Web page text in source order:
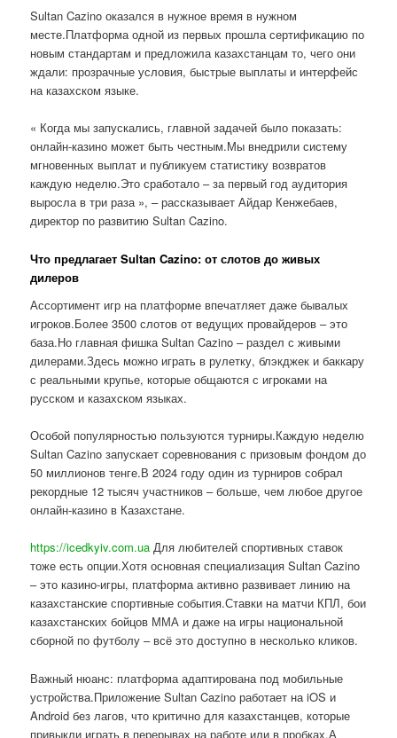
Sultan Cazino оказался в нужное время в нужном
месте.Платформа одной из первых прошла сертификацию по
новым стандартам и предложила казахстанцам то, чего они
ждали: прозрачные условия, быстрые выплаты и интерфейс
на казахском языке.
« Когда мы запускались, главной задачей было показать:
онлайн-казино может быть честным.Мы внедрили систему
мгновенных выплат и публикуем статистику возвратов
каждую неделю.Это сработало – за первый год аудитория
выросла в три раза », – рассказывает Айдар Кенжебаев,
директор по развитию Sultan Cazino.
Что предлагает Sultan Cazino: от слотов до живых
дилеров
Ассортимент игр на платформе впечатляет даже бывалых
игроков.Более 3500 слотов от ведущих провайдеров – это
база.Но главная фишка Sultan Cazino – раздел с живыми
дилерами.Здесь можно играть в рулетку, блэкджек и баккару
с реальными крупье, которые общаются с игроками на
русском и казахском языках.
Особой популярностью пользуются турниры.Каждую неделю
Sultan Cazino запускает соревнования с призовым фондом до
50 миллионов тенге.В 2024 году один из турниров собрал
рекордные 12 тысяч участников – больше, чем любое другое
онлайн-казино в Казахстане.
https://icedkyiv.com.ua Для любителей спортивных ставок
тоже есть опции.Хотя основная специализация Sultan Cazino
– это казино-игры, платформа активно развивает линию на
казахстанские спортивные события.Ставки на матчи КПЛ, бои
казахстанских бойцов ММА и даже на игры национальной
сборной по футболу – всё это доступно в несколько кликов.
Важный нюанс: платформа адаптирована под мобильные
устройства.Приложение Sultan Cazino работает на iOS и
Android без лагов, что критично для казахстанцев, которые
привыкли играть в перерывах на работе или в пробках.А